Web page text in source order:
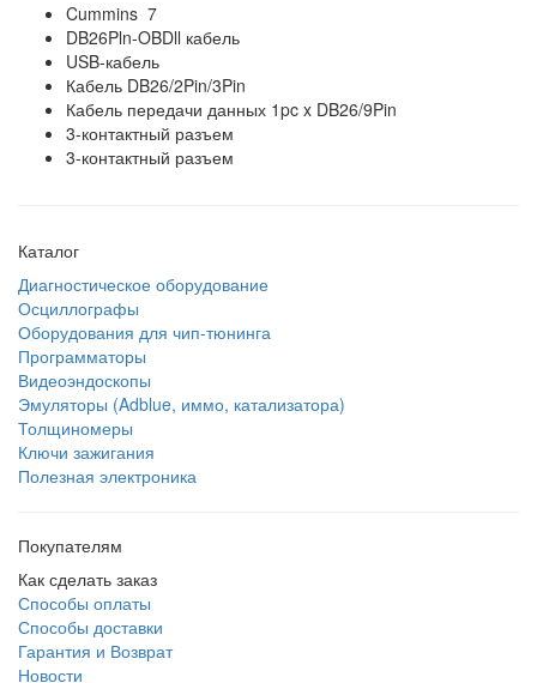
Cummins 7
DB26Pln-OBDll кабель
USB-кабель
Кабель DB26/2Pin/3Pin
Кабель передачи данных 1pc x DB26/9Pin
3-контактный разъем
3-контактный разъем
Каталог
Диагностическое оборудование
Осциллографы
Оборудования для чип-тюнинга
Программаторы
Видеоэндоскопы
Эмуляторы (Adblue, иммо, катализатора)
Толщиномеры
Ключи зажигания
Полезная электроника
Покупателям
Как сделать заказ
Способы оплаты
Способы доставки
Гарантия и Возврат
Новости